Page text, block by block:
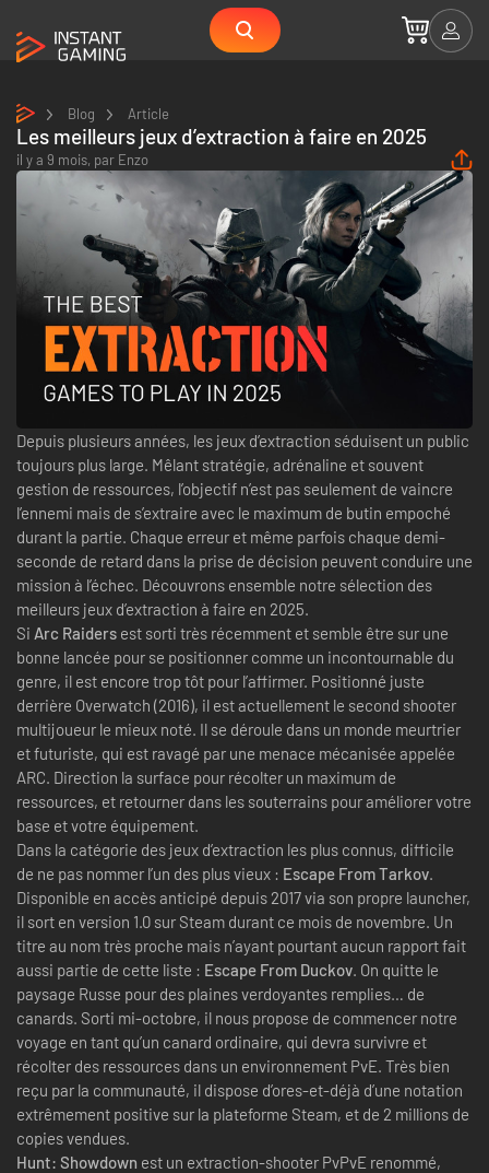
Blog Article
Les meilleurs jeux d’extraction à faire en 2025
il y a 9 mois, par Enzo
Depuis plusieurs années, les jeux d’extraction séduisent un public
toujours plus large. Mêlant stratégie, adrénaline et souvent
gestion de ressources, l’objectif n’est pas seulement de vaincre
l’ennemi mais de s’extraire avec le maximum de butin empoché
durant la partie. Chaque erreur et même parfois chaque demi-
seconde de retard dans la prise de décision peuvent conduire une
mission à l’échec. Découvrons ensemble notre sélection des
meilleurs jeux d’extraction à faire en 2025.
Si Arc Raiders est sorti très récemment et semble être sur une
bonne lancée pour se positionner comme un incontournable du
genre, il est encore trop tôt pour l’affirmer. Positionné juste
derrière Overwatch (2016), il est actuellement le second shooter
multijoueur le mieux noté. Il se déroule dans un monde meurtrier
et futuriste, qui est ravagé par une menace mécanisée appelée
ARC. Direction la surface pour récolter un maximum de
ressources, et retourner dans les souterrains pour améliorer votre
base et votre équipement.
Dans la catégorie des jeux d’extraction les plus connus, difficile
de ne pas nommer l’un des plus vieux : Escape From Tarkov.
Disponible en accès anticipé depuis 2017 via son propre launcher,
il sort en version 1.0 sur Steam durant ce mois de novembre. Un
titre au nom très proche mais n’ayant pourtant aucun rapport fait
aussi partie de cette liste : Escape From Duckov. On quitte le
paysage Russe pour des plaines verdoyantes remplies… de
canards. Sorti mi-octobre, il nous propose de commencer notre
voyage en tant qu’un canard ordinaire, qui devra survivre et
récolter des ressources dans un environnement PvE. Très bien
reçu par la communauté, il dispose d’ores-et-déjà d’une notation
extrêmement positive sur la plateforme Steam, et de 2 millions de
copies vendues.
Hunt: Showdown est un extraction-shooter PvPvE renommé,